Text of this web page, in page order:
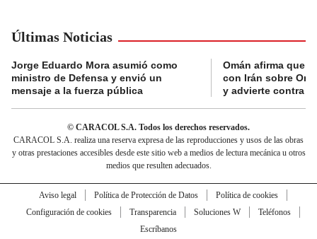
Últimas Noticias
Jorge Eduardo Mora asumió como
ministro de Defensa y envió un
mensaje a la fuerza pública
Omán afirma que
con Irán sobre
y advierte contra
© CARACOL S.A. Todos los derechos reservados.
CARACOL S.A. realiza una reserva expresa de las reproducciones y usos de las obras
y otras prestaciones accesibles desde este sitio web a medios de lectura mecánica u otros
medios que resulten adecuados.
Aviso legal Política de Protección de Datos
Política de cookies
Configuración de cookies
Transparencia Soluciones W
Teléfonos
Escríbanos